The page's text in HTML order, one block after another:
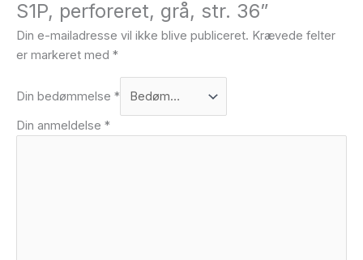
S1P, perforeret, grå, str. 36”
Din e-mailadresse vil ikke blive publiceret. Krævede felter
er markeret med *
Din bedømmelse *
Din anmeldelse *